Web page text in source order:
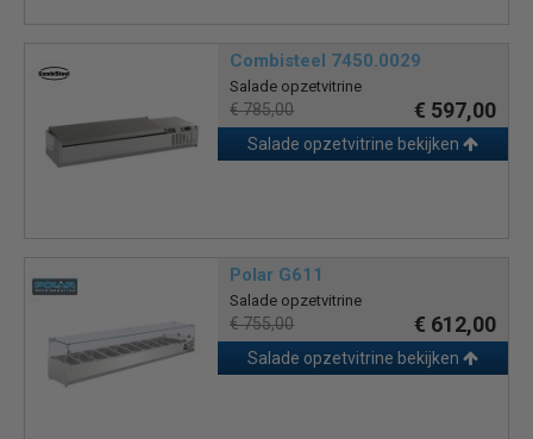
Combisteel 7450.0029
Salade opzetvitrine
€ 785,00 € 597,00
Salade opzetvitrine bekijken
Polar G611
Salade opzetvitrine
€ 755,00 € 612,00
Salade opzetvitrine bekijken